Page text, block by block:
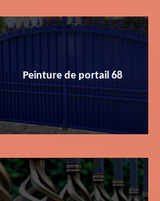
Peinture de portail 68